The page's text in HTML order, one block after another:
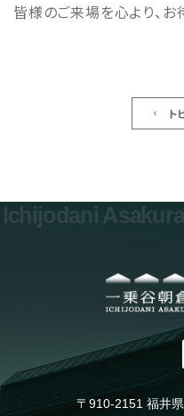
皆様のご来場を心より、お
ト
Ichijodani
〒910-2151 福井